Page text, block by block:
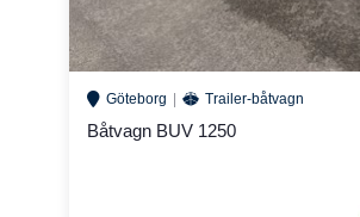
Göteborg Trailer-båtvagn
Båtvagn BUV 1250